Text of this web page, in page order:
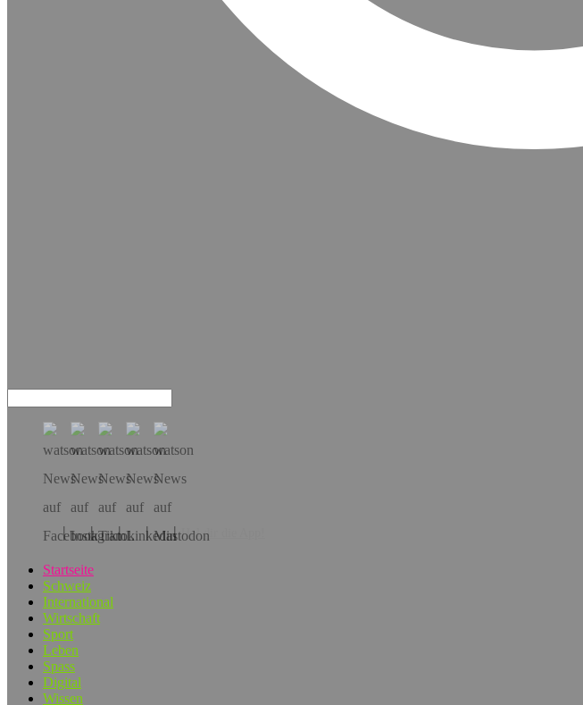
Hol dir die App!
Startseite
Schweiz
International
Wirtschaft
Sport
Leben
Spass
Digital
Wissen